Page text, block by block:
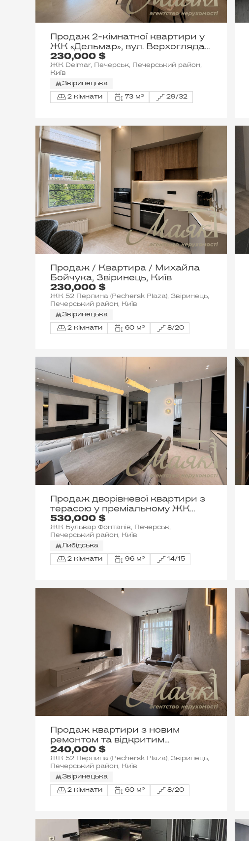
230,000 $
Продаж 2-кімнатної квартири у
ЖК «Дельмар», вул. Верхогляда
(Драгомирова)
ЖК Delmar, Печерськ, Печерський район,
Київ
Звіринецька
2 кімнати 73 м² 29/32
230,000 $
Продаж / Квартира / Михайла
Бойчука, Звіринець, Київ
ЖК 52 Перлина (Pechersk Plaza), Звіринець,
Печерський район, Київ
Звіринецька
2 кімнати 60 м² 8/20
530,000 $
Продаж дворівневої квартири з
терасою у преміальному ЖК
«Бульвар Фонтанів». Вул.
Саперне Поле, Печерськ, Київ
ЖК Бульвар Фонтанів, Печерськ,
Печерський район, Київ
Либідська
2 кімнати 96 м² 14/15
240,000 $
Продаж квартири з новим
ремонтом та відкритим
балконом у ЖК «52 Жемчужина
/ Pechersk Plaza», вул. Михайла
Бойчука, Печерськ
ЖК 52 Перлина (Pechersk Plaza), Звіринець,
Печерський район, Київ
Звіринецька
2 кімнати 60 м² 8/20